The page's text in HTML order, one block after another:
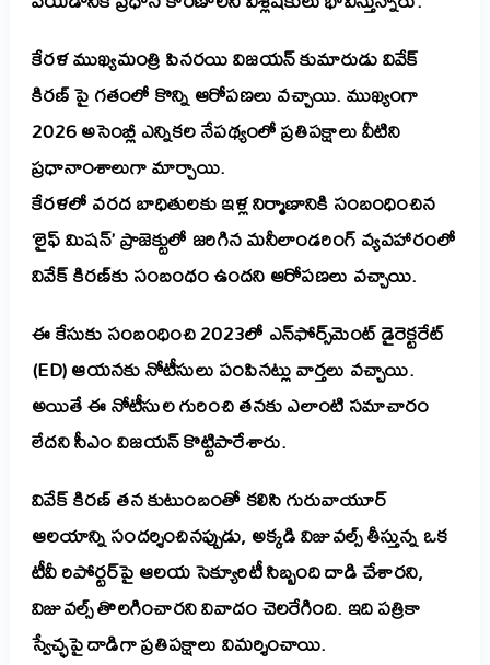
కేరళ ముఖ్యమంత్రి పినరయి విజయన్ కుమారుడు వివేక్
కిరణ్ పై గతంలో కొన్ని ఆరోపణలు వచ్చాయి. ముఖ్యంగా
2026 అసెంబ్లీ ఎన్నికల నేపథ్యంలో ప్రతిపక్షాలు వీటిని
ప్రధానాంశాలుగా మార్చాయి.
కేరళలో వరద బాధితులకు ఇళ్ల నిర్మాణానికి సంబంధించిన
‘లైఫ్ మిషన్’ ప్రాజెక్టులో జరిగిన మనీలాండరింగ్ వ్యవహారంలో
వివేక్ కిరణ్‌కు సంబంధం ఉందని ఆరోపణలు వచ్చాయి.
ఈ కేసుకు సంబంధించి 2023లో ఎన్‌ఫోర్స్‌మెంట్ డైరెక్టరేట్
(ED) ఆయనకు నోటీసులు పంపినట్లు వార్తలు వచ్చాయి.
అయితే ఈ నోటీసుల గురించి తనకు ఎలాంటి సమాచారం
లేదని సీఎం విజయన్ కొట్టిపారేశారు.
వివేక్ కిరణ్ తన కుటుంబంతో కలిసి గురువాయూర్
ఆలయాన్ని సందర్శించినప్పుడు, అక్కడి విజువల్స్ తీస్తున్న ఒక
టీవీ రిపోర్టర్‌పై ఆలయ సెక్యూరిటీ సిబ్బంది దాడి చేశారని,
విజువల్స్ తొలగించారని వివాదం చెలరేగింది. ఇది పత్రికా
స్వేచ్ఛపై దాడిగా ప్రతిపక్షాలు విమర్శించాయి.